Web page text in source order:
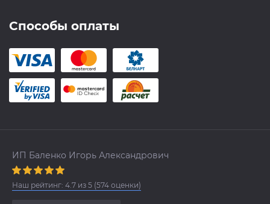
Способы оплаты
ИП Баленко Игорь Александрович
Наш рейтинг: 4.7 из 5 (574 оценки)